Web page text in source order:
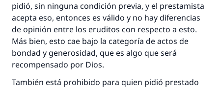
pidió, sin ninguna condición previa, y el prestamista
acepta eso, entonces es válido y no hay diferencias
de opinión entre los eruditos con respecto a esto.
Más bien, esto cae bajo la categoría de actos de
bondad y generosidad, que es algo que será
recompensado por Dios.
También está prohibido para quien pidió prestado